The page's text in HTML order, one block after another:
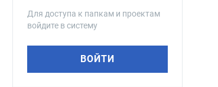
Для доступа к папкам и проектам
войдите в систему
ВОЙТИ